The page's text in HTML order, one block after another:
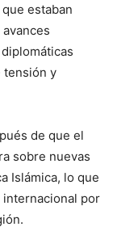
estaban
tensión y
de que el
sobre nuevas
Islámica, lo que
internacional por